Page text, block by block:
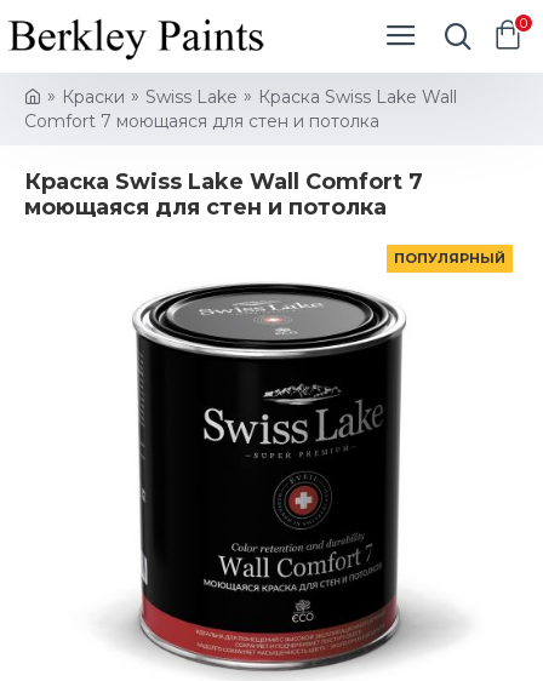
0
Краски Swiss Lake
Краска Swiss Lake Wall
Comfort 7 моющаяся для стен и потолка
Краска Swiss Lake Wall Comfort 7
моющаяся для стен и потолка
ПОПУЛЯРНЫЙ